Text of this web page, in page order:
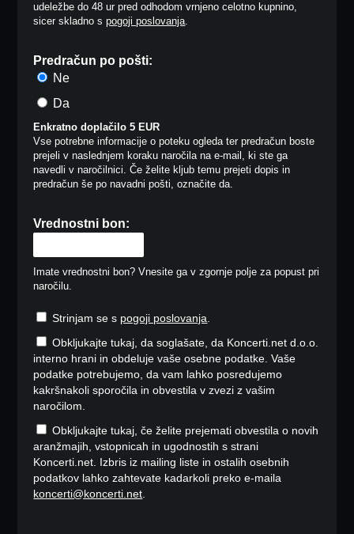
udeležbe do 48 ur pred odhodom vrnjeno celotno kupnino,
sicer skladno spogoji poslovanja.
Predračun po pošti:
Ne
Da
Enkratno doplačilo 5 EUR
Vse potrebne informacije o poteku ogleda ter predračun boste
prejeli v naslednjem koraku naročila na e-mail, ki ste ga
navedli v naročilnici. Če želite kljub temu prejeti dopis in
predračun še po navadni pošti, označite da.
Vrednostni bon:
Imate vrednostni bon? Vnesite ga v zgornje polje za popust pri
naročilu.
Strinjam se s pogoji poslovanja.
Obkljukajte tukaj, da soglašate, da Koncerti.net d.o.o.
interno hrani in obdeluje vaše osebne podatke. Vaše
podatke potrebujemo, da vam lahko posredujemo
kakršnakoli sporočila in obvestila v zvezi z vašim
naročilom.
Obkljukajte tukaj, če želite prejemati obvestila o novih
aranžmajih, vstopnicah in ugodnostih s strani
Koncerti.net. Izbris iz mailing liste in ostalih osebnih
podatkov lahko zahtevate kadarkoli preko e-maila
koncerti@koncerti.net.